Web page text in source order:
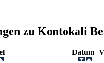
zu Kontokali
Datum